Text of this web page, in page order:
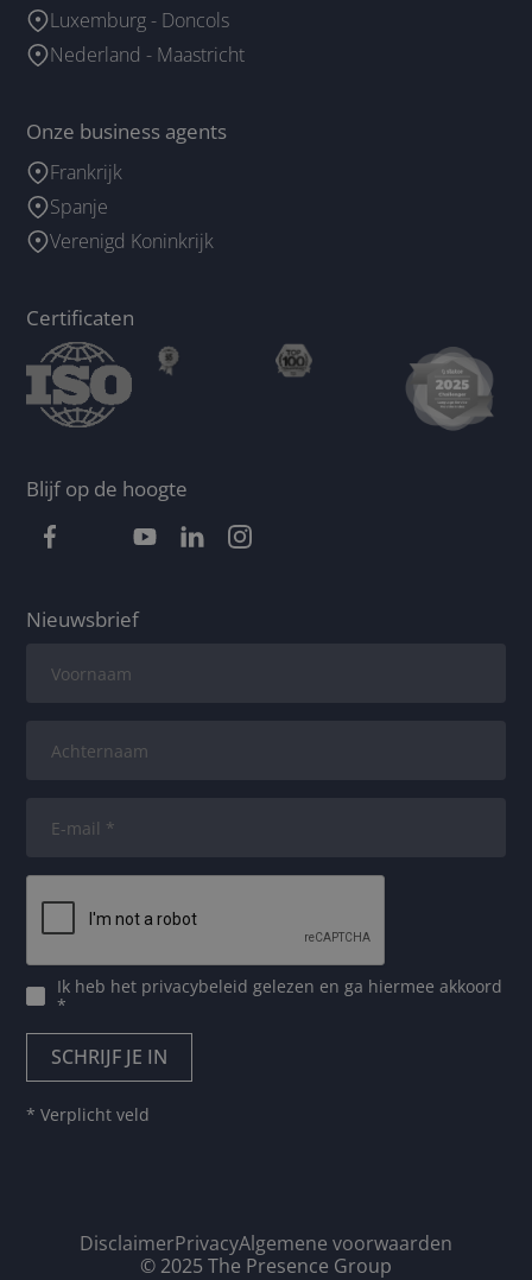
Luxemburg - Doncols
Nederland - Maastricht
Onze business agents
Frankrijk
Spanje
Verenigd Koninkrijk
Certificaten
Blijf op de hoogte
Nieuwsbrief
Ik heb het privacybeleid gelezen en ga hiermee akkoord
*
* Verplicht veld
DisclaimerPrivacyAlgemene voorwaarden
© 2025 The Presence Group